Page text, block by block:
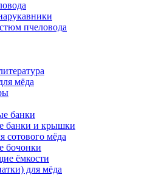
пчеловода
мёда
банки
банки и крышки
сотового мёда
бочонки
ёмкости
для мёда